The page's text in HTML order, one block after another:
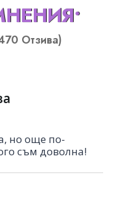
Отзива)
но още по-
съм доволна!